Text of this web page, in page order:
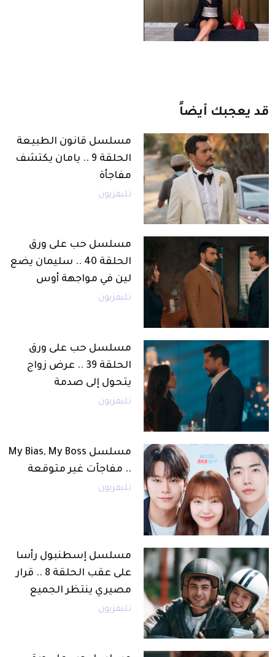
قد يعجبك أيضاً
مسلسل قانون الطبيعة
الحلقة 9 .. يامان يكتشف
مفاجأة
تليفزيون
مسلسل حب على ورق
الحلقة 40 .. سليمان يضع
لين في مواجهة أوس
تليفزيون
مسلسل حب على ورق
الحلقة 39 .. عرض زواج
يتحول إلى صدمة
تليفزيون
مسلسل My Bias, My Boss
.. مفاجآت غير متوقعة
تليفزيون
مسلسل إسطنبول رأسا
على عقب الحلقة 8 .. قرار
مصيري ينتظر الجميع
تليفزيون